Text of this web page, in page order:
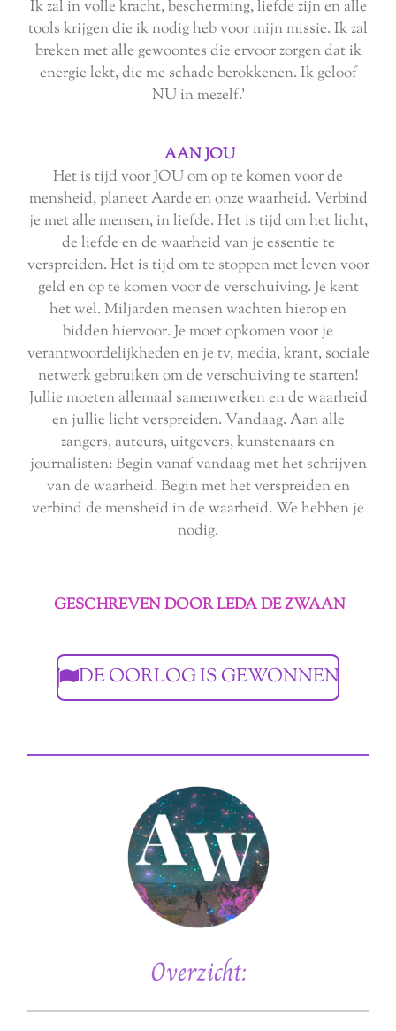
Ik zal in volle kracht, bescherming, liefde zijn en alle
tools krijgen die ik nodig heb voor mijn missie. Ik zal
breken met alle gewoontes die ervoor zorgen dat ik
energie lekt, die me schade berokkenen. Ik geloof
NU in mezelf.'
AAN JOU
Het is tijd voor JOU om op te komen voor de
mensheid, planeet Aarde en onze waarheid. Verbind
je met alle mensen, in liefde. Het is tijd om het licht,
de liefde en de waarheid van je essentie te
verspreiden. Het is tijd om te stoppen met leven voor
geld en op te komen voor de verschuiving. Je kent
het wel. Miljarden mensen wachten hierop en
bidden hiervoor. Je moet opkomen voor je
verantwoordelijkheden en je tv, media, krant, sociale
netwerk gebruiken om de verschuiving te starten!
Jullie moeten allemaal samenwerken en de waarheid
en jullie licht verspreiden. Vandaag. Aan alle
zangers, auteurs, uitgevers, kunstenaars en
journalisten: Begin vanaf vandaag met het schrijven
van de waarheid. Begin met het verspreiden en
verbind de mensheid in de waarheid. We hebben je
nodig.
GESCHREVEN DOOR LEDA DE ZWAAN
DE OORLOG IS GEWONNEN
Overzicht: